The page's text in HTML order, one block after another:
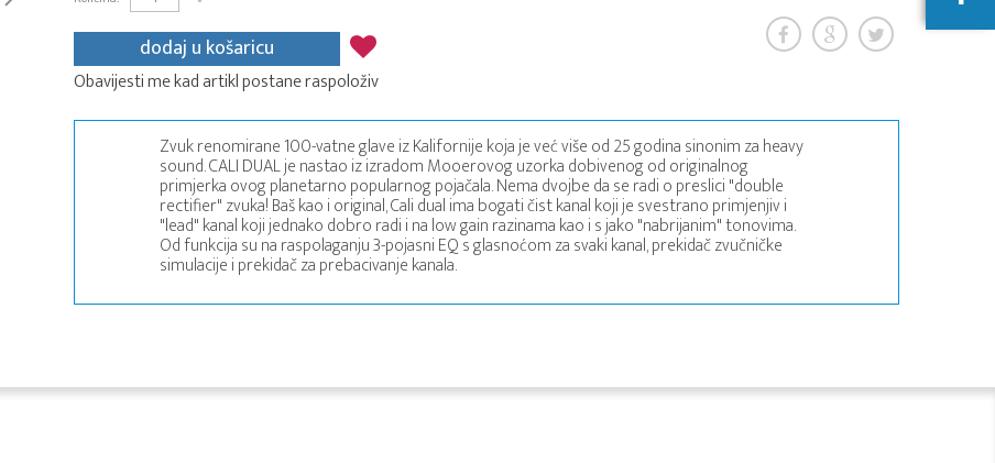
dodaj u košaricu
Obavijesti me kad artikl postane raspoloživ
Zvuk renomirane 100-vatne glave iz Kalifornije koja je već više od 25 godina sinonim za heavy
sound. CALI DUAL je nastao iz izradom Mooerovog uzorka dobivenog od originalnog
primjerka ovog planetarno popularnog pojačala. Nema dvojbe da se radi o preslici "double
rectifier" zvuka! Baš kao i original, Cali dual ima bogati čist kanal koji je svestrano primjenjiv i
"lead" kanal koji jednako dobro radi i na low gain razinama kao i s jako "nabrijanim" tonovima.
Od funkcija su na raspolaganju 3-pojasni EQ s glasnoćom za svaki kanal, prekidač zvučničke
simulacije i prekidač za prebacivanje kanala.